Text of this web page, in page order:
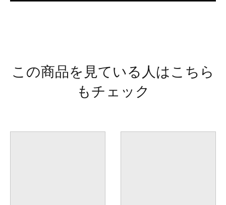
この商品を見ている人はこちら
もチェック